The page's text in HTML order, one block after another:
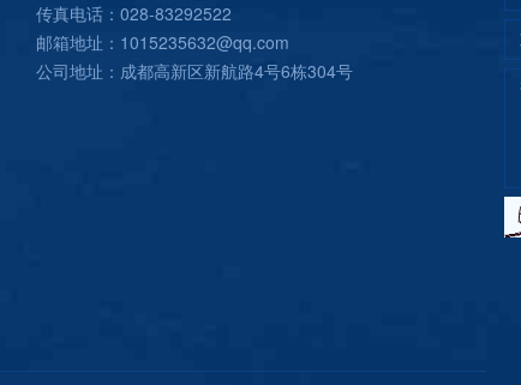
传真电话：028-83292522
邮箱地址：1015235632@qq.com
公司地址：成都高新区新航路4号6栋304号